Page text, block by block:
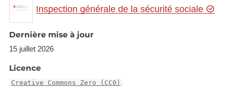
Inspection générale de la sécurité sociale
Dernière mise à jour
15 juillet 2026
Licence
Creative Commons Zero (CC0)